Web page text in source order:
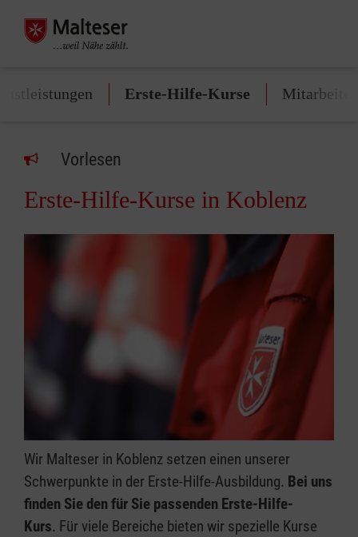
Erste-Hilfe-Kurse Mitarbeiten
Vorlesen
Erste-Hilfe-Kurse in Koblenz
Wir Malteser in Koblenz setzen einen unserer
Schwerpunkte in der Erste-Hilfe-Ausbildung. Bei uns
finden Sie den für Sie passenden Erste-Hilfe-
Kurs. Für viele Bereiche bieten wir spezielle Kurse